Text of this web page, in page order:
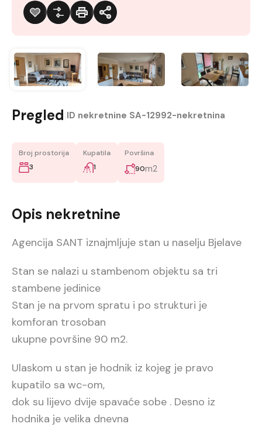
Pregled ID nekretnine SA-12992-nekretnina
Broj prostorija
3
Kupatila
1
Površina
90m2
Opis nekretnine
Agencija SANT iznajmljuje stan u naselju Bjelave
Stan se nalazi u stambenom objektu sa tri
stambene jedinice
Stan je na prvom spratu i po strukturi je
komforan trosoban
ukupne površine 90 m2.
Ulaskom u stan je hodnik iz kojeg je pravo
kupatilo sa wc-om,
dok su lijevo dvije spavaće sobe . Desno iz
hodnika je velika dnevna